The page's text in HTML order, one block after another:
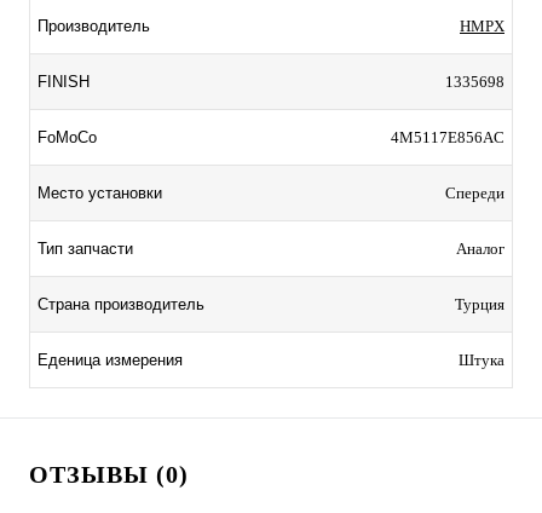
Производитель HMPX
FINISH 1335698
FoMoCo 4M5117E856AC
Место установки Спереди
Тип запчасти Аналог
Страна производитель Турция
Еденица измерения Штука
ОТЗЫВЫ (0)